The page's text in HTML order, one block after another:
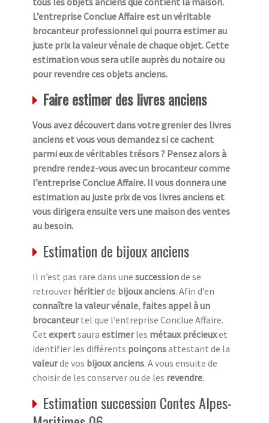
L’entreprise Conclue Affaire est un véritable
brocanteur professionnel qui pourra estimer au
juste prix la valeur vénale de chaque objet. Cette
estimation vous sera utile auprès du notaire ou
pour revendre ces objets anciens.
Faire estimer des livres anciens
Vous avez découvert dans votre grenier des livres
anciens et vous vous demandez si ce cachent
parmi eux de véritables trésors ? Pensez alors à
prendre rendez-vous avec un brocanteur comme
l’entreprise Conclue Affaire. Il vous donnera une
estimation au juste prix de vos livres anciens et
vous dirigera ensuite vers une maison des ventes
au besoin.
Estimation de bijoux anciens
Il n’est pas rare dans une successionde se
retrouver héritierde bijoux anciens. Afin d’en
connaître la valeur vénale, faites appel à un
brocanteurtel que l’entreprise Conclue Affaire.
Cet expertsaura estimerles métaux précieuxet
identifier les différents poinçonsattestant de la
valeurde vos bijoux anciens. A vous ensuite de
choisir de les conserver ou de les revendre.
Estimation succession Contes Alpes-